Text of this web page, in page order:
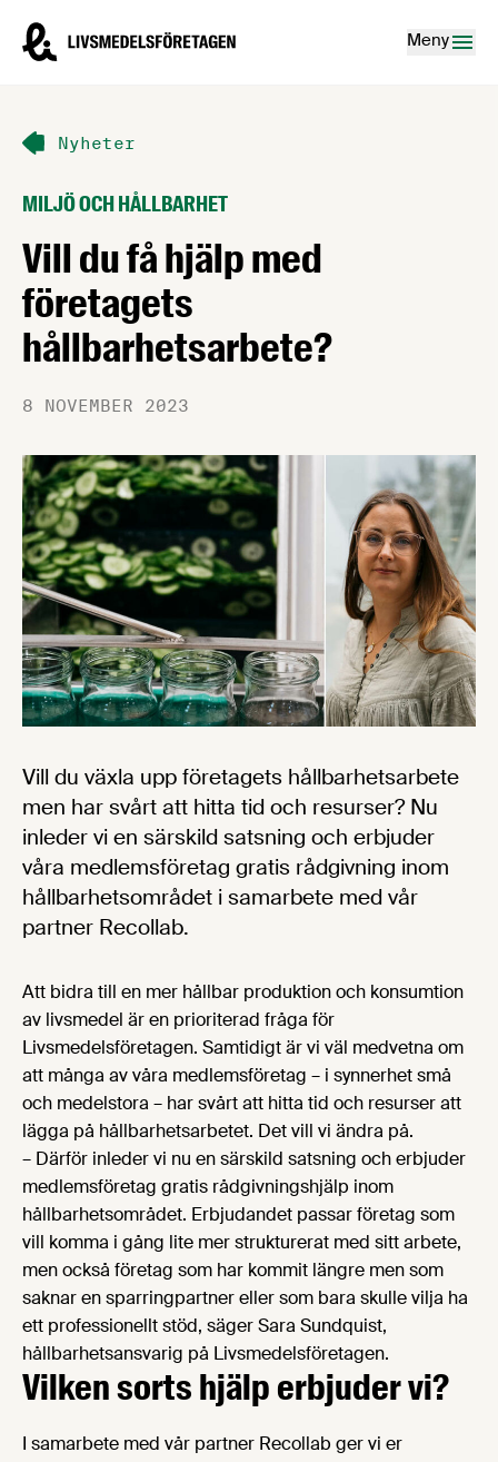
Livsmedelsföretagen – till startsidan
Meny
Nyheter
MILJÖ OCH HÅLLBARHET
Vill du få hjälp med
företagets
hållbarhetsarbete?
8 NOVEMBER 2023
Vill du växla upp företagets hållbarhetsarbete
men har svårt att hitta tid och resurser? Nu
inleder vi en särskild satsning och erbjuder
våra medlemsföretag gratis rådgivning inom
hållbarhetsområdet i samarbete med vår
partner Recollab.
Att bidra till en mer hållbar produktion och konsumtion
av livsmedel är en prioriterad fråga för
Livsmedelsföretagen. Samtidigt är vi väl medvetna om
att många av våra medlemsföretag – i synnerhet små
och medelstora – har svårt att hitta tid och resurser att
lägga på hållbarhetsarbetet. Det vill vi ändra på.
– Därför inleder vi nu en särskild satsning och erbjuder
medlemsföretag gratis rådgivningshjälp inom
hållbarhetsområdet. Erbjudandet passar företag som
vill komma i gång lite mer strukturerat med sitt arbete,
men också företag som har kommit längre men som
saknar en sparringpartner eller som bara skulle vilja ha
ett professionellt stöd, säger Sara Sundquist,
hållbarhetsansvarig på Livsmedelsföretagen.
Vilken sorts hjälp erbjuder vi?
I samarbete med vår partner Recollab ger vi er